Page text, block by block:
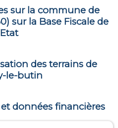
sur la commune de
) sur la Base Fiscale de
des terrains de
le-butin
données financières